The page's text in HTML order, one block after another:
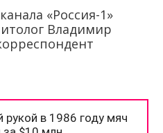
«Россия-1»
Владимир